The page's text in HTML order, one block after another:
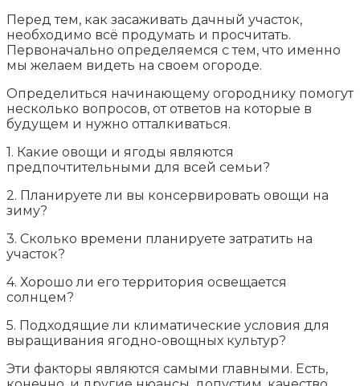
Перед тем, как засаживать дачный участок,
необходимо всё продумать и просчитать.
Первоначально определяемся с тем, что именно
мы желаем видеть на своем огороде.
Определиться начинающему огороднику помогут
несколько вопросов, от ответов на которые в
будущем и нужно отталкиваться.
1. Какие овощи и ягоды являются
предпочтительными для всей семьи?
2. Планируете ли вы консервировать овощи на
зиму?
3. Сколько времени планируете затратить на
участок?
4. Хорошо ли его территория освещается
солнцем?
5. Подходящие ли климатические условия для
выращивания ягодно-овощных культур?
Эти факторы являются самыми главными. Есть,